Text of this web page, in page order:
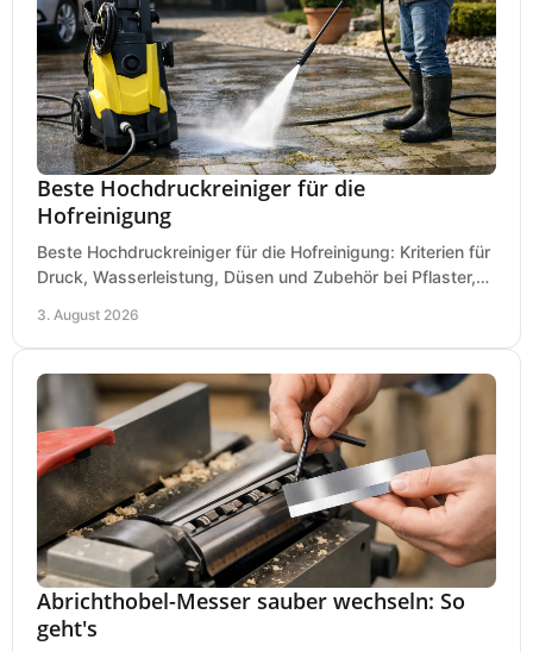
Beste Hochdruckreiniger für die
Hofreinigung
Beste Hochdruckreiniger für die Hofreinigung: Kriterien für
Druck, Wasserleistung, Düsen und Zubehör bei Pflaster,
3. August 2026
Abrichthobel-Messer sauber wechseln: So
geht's